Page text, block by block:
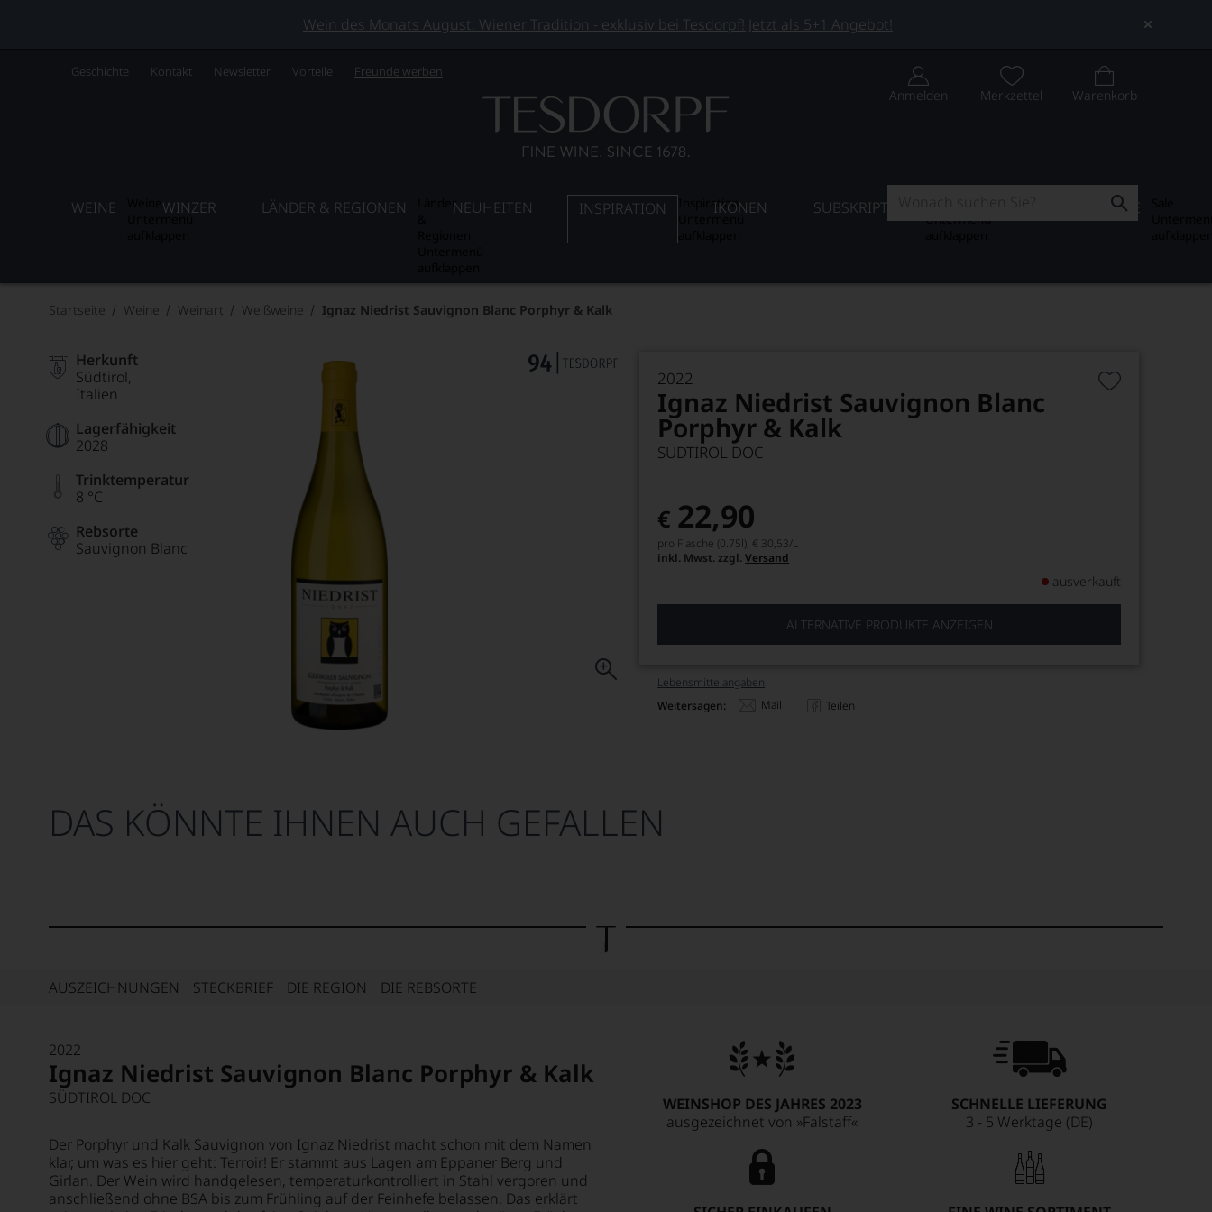
Wein des Monats August: Wiener Tradition - exklusiv bei Tesdorpf! Jetzt als 5+1 Angebot!
Geschichte Kontakt Newsletter Vorteile Freunde werben
Anmelden Merkzettel Warenkorb
WEINE WINZER LÄNDER & REGIONEN
LänderNEUHEITEN INSPIRATION
InspirationIKONEN SUBSKRIPTION
Untermenü
SALE
Startseite Weine Weinart Weißweine Ignaz Niedrist Sauvignon Blanc Porphyr & Kalk
Herkunft
Südtirol
Italien
Lagerfähigkeit
2028
Trinktemperatur
8 °C
Rebsorte
Sauvignon Blanc
2022
Ignaz Niedrist Sauvignon Blanc
Porphyr & Kalk
SÜDTIROL DOC
€ 22,90
pro Flasche (0.75l), € 30,53/L
inkl. Mwst. zzgl.Versand
ausverkauft
ALTERNATIVE PRODUKTE ANZEIGEN
Lebensmittel­angaben
Weitersagen:
Mail Teilen
DAS KÖNNTE IHNEN AUCH GEFALLEN
AUSZEICHNUNGEN STECKBRIEF DIE REGION DIE REBSORTE
2022
Ignaz Niedrist Sauvignon Blanc Porphyr & Kalk
SÜDTIROL DOC
Der Porphyr und Kalk Sauvignon von Ignaz Niedrist macht schon mit dem Namen
klar, um was es hier geht: Terroir! Er stammt aus Lagen am Eppaner Berg und
Girlan. Der Wein wird handgelesen, temperaturkontrolliert in Stahl vergoren und
anschließend ohne BSA bis zum Frühling auf der Feinhefe belassen. Das erklärt
WEINSHOP DES JAHRES 2023
ausgezeichnet von »Falstaff«
SCHNELLE LIEFERUNG
3 - 5 Werktage (DE)